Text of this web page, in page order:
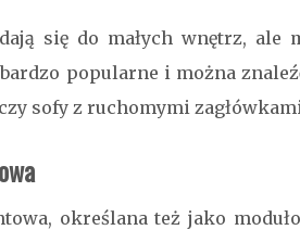
się do małych wnętrz,
bardzo popularne i można
sofy z ruchomymi
określana też jako